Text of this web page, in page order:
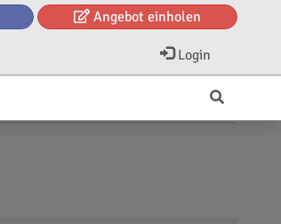
Angebot einholen
Login